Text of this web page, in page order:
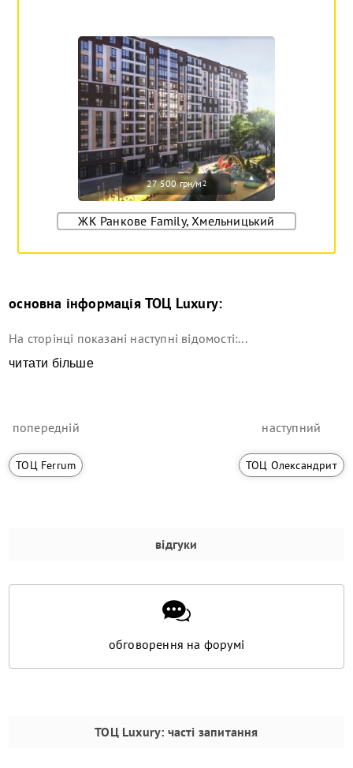
27 500 грн/м2
ЖК Ранкове Family, Хмельницький
основна інформаціяТОЦ Luxury:
На сторінці показані наступні відомості:...
читати більше
попередній
ТОЦ Ferrum
наступний
ТОЦ Олександрит
відгуки
обговорення на форумі
ТОЦ Luxury: часті запитання